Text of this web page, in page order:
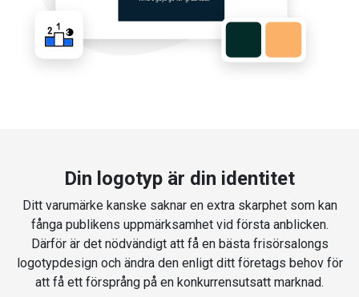
Din logotyp är din identitet
Ditt varumärke kanske saknar en extra skarphet som kan
fånga publikens uppmärksamhet vid första anblicken.
Därför är det nödvändigt att få en bästa frisörsalongs
logotypdesign och ändra den enligt ditt företags behov för
att få ett försprång på en konkurrensutsatt marknad.